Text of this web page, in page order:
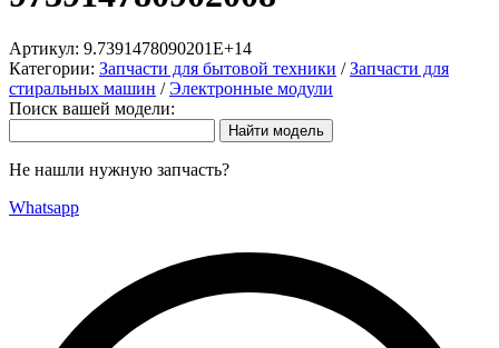
Артикул: 9.7391478090201E+14
Категории: Запчасти для бытовой техники /Запчасти для
стиральных машин /Электронные модули
Поиск вашей модели:
Не нашли нужную запчасть?
Whatsapp